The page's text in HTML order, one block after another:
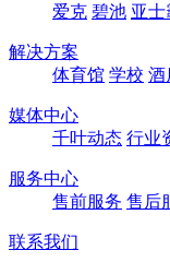
爱克 碧池 亚士
解决方案
体育馆 学校 酒
媒体中心
千叶动态 行业
服务中心
售前服务 售后
联系我们